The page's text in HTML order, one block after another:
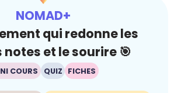
NOMAD+
qui redonne les
notes et le sourire 🎯
COURS QUIZ FICHES